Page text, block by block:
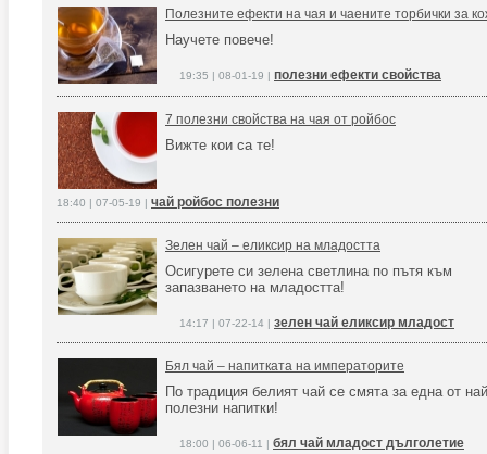
Полезните ефекти на чая и чаените торбички за
Научете повече!
19:35 | 08-01-19 | полезни ефекти свойства
7 полезни свойства на чая от ройбос
Вижте кои са те!
18:40 | 07-05-19 | чай ройбос полезни
Зелен чай – еликсир на младостта
Осигурете си зелена светлина по пътя към
запазването на младостта!
14:17 | 07-22-14 | зелен чай еликсир младост
Бял чай – напитката на императорите
По традиция белият чай се смята за една от
полезни напитки!
18:00 | 06-06-11 | бял чай младост дълголетие